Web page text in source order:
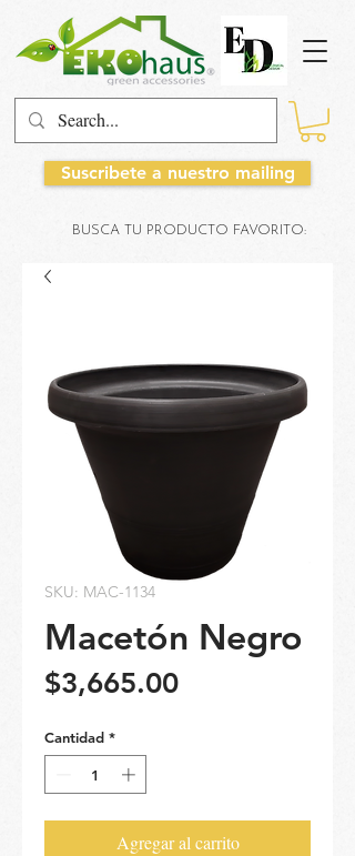
Suscribete a nuestro mailing
BUSCA TU PRODUCTO FAVORITO:
SKU: MAC-1134
Macetón Negro
$3,665.00Precio
Cantidad *
Agregar al carrito